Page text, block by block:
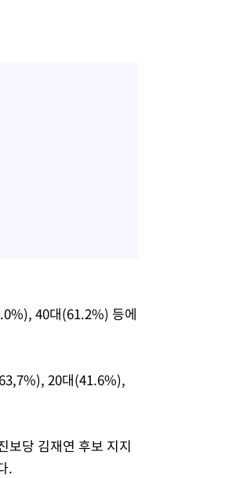
40대(61.2%) 등에
20대(41.6%),
보당 김재연 후보 지지
.